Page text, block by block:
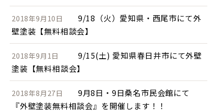
2018年9月10日
9/18（火）愛知県・西尾市にて外
壁塗装【無料相談会】
2018年9月1日
9/15(土) 愛知県春日井市にて外壁
塗装【無料相談会】
2018年8月27日
9月8日・9日桑名市民会館にて
『外壁塗装無料相談会』を開催します！！